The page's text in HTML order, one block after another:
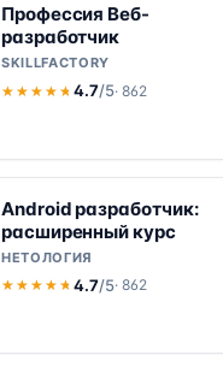
Профессия Веб-
разработчик
SKILLFACTORY
★★★★★
★★★★★ 4.7/5· 862
Android разработчик:
расширенный курс
НЕТОЛОГИЯ
★★★★★
★★★★★ 4.7/5· 862